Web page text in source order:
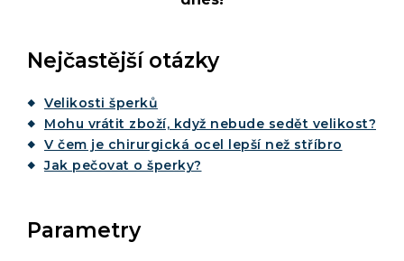
Nejčastější otázky
Velikosti šperků
Mohu vrátit zboží, když nebude sedět velikost?
V čem je chirurgická ocel lepší než stříbro
Jak pečovat o šperky?
Parametry